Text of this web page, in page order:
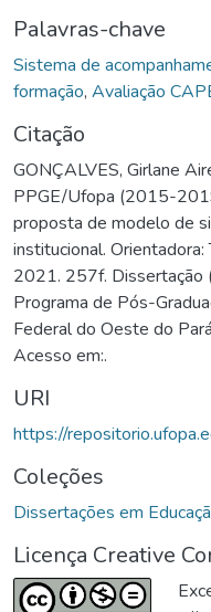
Palavras-chave
Sistema de
formação, Avaliação
Citação
GONÇALVES, Girlane
PPGE/Ufopa (2015-
proposta de modelo de
institucional.
2021. 257f. Dissertação
Programa de Pós-
Federal do Oeste do
Acesso em:.
URI
https://
Coleções
Dissertações em
Licença Creative